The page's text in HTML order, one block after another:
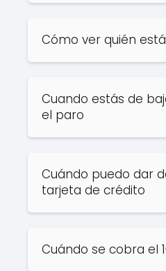
Cómo ver quién
Cuando estás de
el paro
Cuándo puedo dar
tarjeta de crédito
Cuándo se cobra el